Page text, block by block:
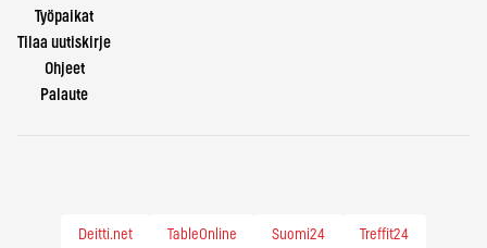
Työpaikat
Tilaa uutiskirje
Ohjeet
Palaute
Deitti.net TableOnline Suomi24 Treffit24